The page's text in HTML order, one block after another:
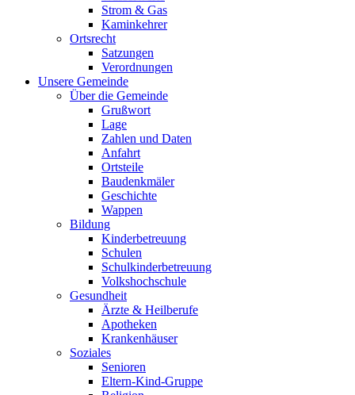
Strom & Gas
Kaminkehrer
Ortsrecht
Satzungen
Verordnungen
Unsere Gemeinde
Über die Gemeinde
Grußwort
Lage
Zahlen und Daten
Anfahrt
Ortsteile
Baudenkmäler
Geschichte
Wappen
Bildung
Kinderbetreuung
Schulen
Schulkinderbetreuung
Volkshochschule
Gesundheit
Ärzte & Heilberufe
Apotheken
Krankenhäuser
Soziales
Senioren
Eltern-Kind-Gruppe